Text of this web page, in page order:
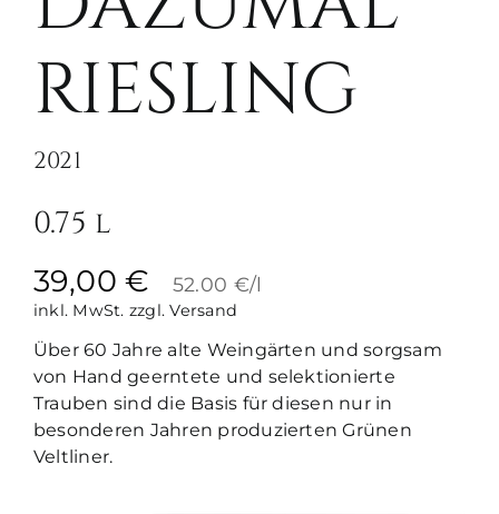
RIESLING
2021
0.75 l
39,00€ 52.00 €/l
inkl. MwSt. zzgl. Versand
Über 60 Jahre alte Weingärten und sorgsam
von Hand geerntete und selektionierte
Trauben sind die Basis für diesen nur in
besonderen Jahren produzierten Grünen
Veltliner.